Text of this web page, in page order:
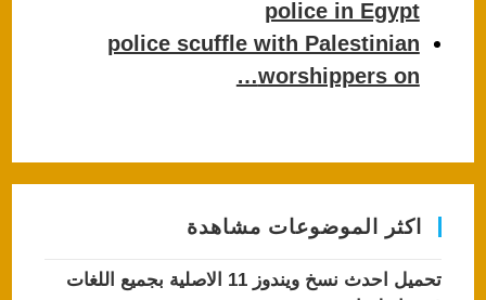
o
o
p
p
police in Egypt
police scuffle with Palestinian
worshippers on…
اكثر الموضوعات مشاهدة
تحميل احدث نسخ ويندوز 11 الاصلية بجميع اللغات